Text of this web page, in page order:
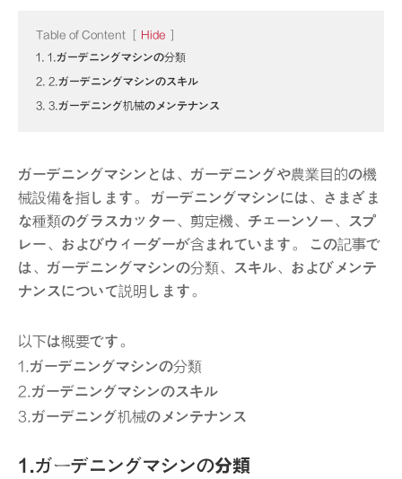
Table of Content Hide
1. 1.ガーデニングマシンの分類
2. 2.ガーデニングマシンのスキル
3. 3.ガーデニング机械のメンテナンス
ガーデニングマシンとは、ガーデニングや農業目的の機
械設備を指します。 ガーデニングマシンには、さまざま
な種類のグラスカッター、剪定機、チェーンソー、スプ
レー、およびウィーダーが含まれています。 この記事で
は、ガーデニングマシンの分類、スキル、およびメンテ
ナンスについて説明します。
以下は概要です。
1.ガーデニングマシンの分類
2.ガーデニングマシンのスキル
3.ガーデニング机械のメンテナンス
1.ガーデニングマシンの分類